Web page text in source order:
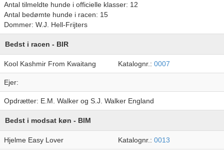
Antal tilmeldte hunde i officielle klasser: 12
Antal bedømte hunde i racen: 15
Dommer: W.J. Hell-Frijters
Bedst i racen - BIR
Kool Kashmir From Kwaitang Katalognr.: 0007
Ejer:
Opdrætter: E.M. Walker og S.J. Walker England
Bedst i modsat køn - BIM
Hjelme Easy Lover Katalognr.: 0013